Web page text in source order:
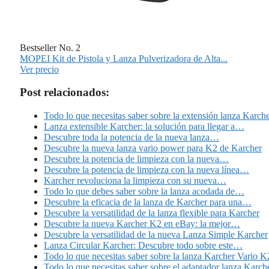
Bestseller No. 2
MOPEI Kit de Pistola y Lanza Pulverizadora de Alta...
Ver precio
Post relacionados:
Todo lo que necesitas saber sobre la extensión lanza
Lanza extensible Karcher: la solución para llegar a…
Descubre toda la potencia de la nueva lanza…
Descubre la nueva lanza vario power para K2 de Karcher
Descubre la potencia de limpieza con la nueva…
Descubre la potencia de limpieza con la nueva línea…
Karcher revoluciona la limpieza con su nueva…
Todo lo que debes saber sobre la lanza acodada de…
Descubre la eficacia de la lanza de Karcher para una…
Descubre la versatilidad de la lanza flexible para Karcher
Descubre la nueva Karcher K2 en eBay: la mejor…
Descubre la versatilidad de la nueva Lanza Simple Karcher
Lanza Circular Karcher: Descubre todo sobre este…
Todo lo que necesitas saber sobre la lanza Karcher Vario